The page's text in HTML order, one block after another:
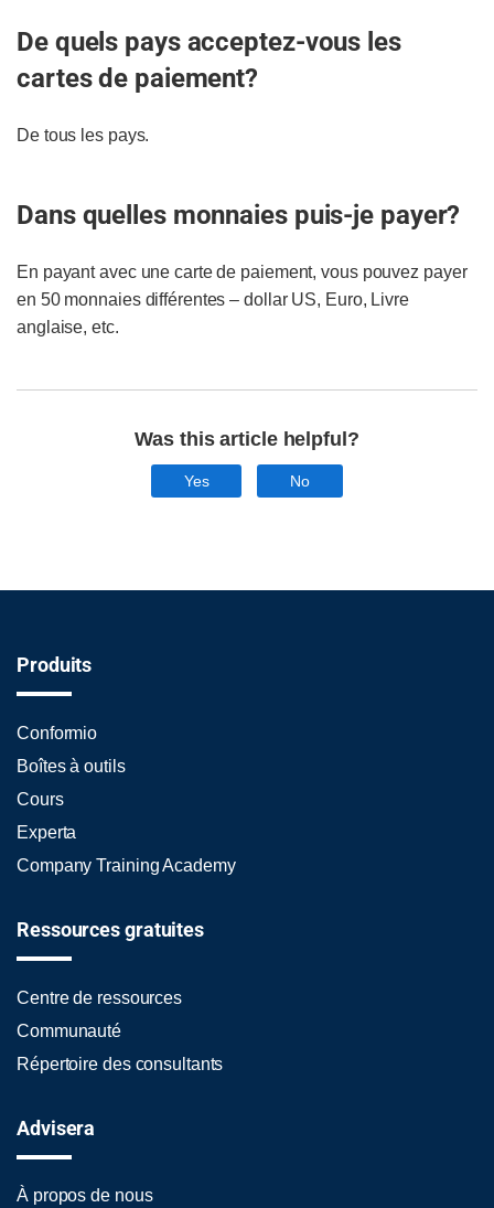
De quels pays acceptez-vous les
cartes de paiement?
De tous les pays.
Dans quelles monnaies puis-je payer?
En payant avec une carte de paiement, vous pouvez payer
en 50 monnaies différentes – dollar US, Euro, Livre
anglaise, etc.
Was this article helpful?
Yes No
Produits
Conformio
Boîtes à outils
Cours
Experta
Company Training Academy
Ressources gratuites
Centre de ressources
Communauté
Répertoire des consultants
Advisera
À propos de nous